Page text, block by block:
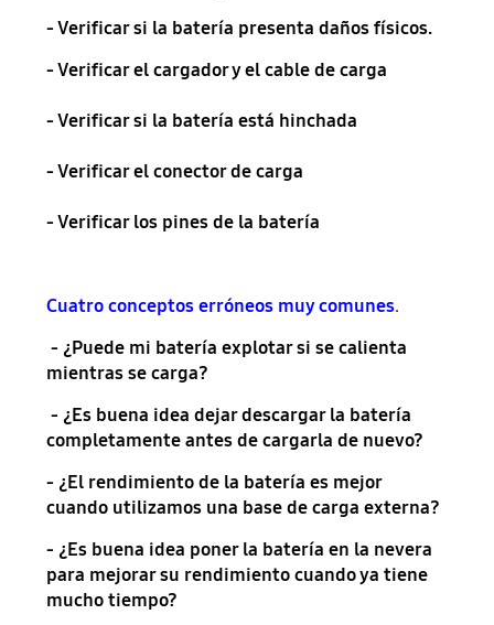
- Verificar si la batería presenta daños físicos.
- Verificar el cargador y el cable de carga
- Verificar si la batería está hinchada
- Verificar el conector de carga
- Verificar los pines de la batería
Cuatro conceptos erróneos muy comunes.
- ¿Puede mi batería explotar si se calienta
mientras se carga?
- ¿Es buena idea dejar descargar la batería
completamente antes de cargarla de nuevo?
- ¿El rendimiento de la batería es mejor
cuando utilizamos una base de carga externa?
- ¿Es buena idea poner la batería en la nevera
para mejorar su rendimiento cuando ya tiene
mucho tiempo?